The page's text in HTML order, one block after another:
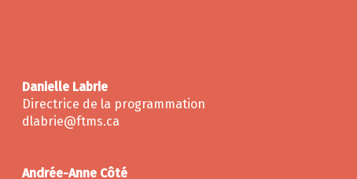
Danielle Labrie
Directrice de la programmation
dlabrie@ftms.ca
Andrée-Anne Côté